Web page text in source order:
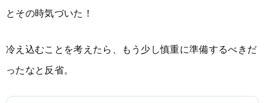
とその時気づいた！
冷え込むことを考えたら、もう少し慎重に準備するべきだ
ったなと反省。